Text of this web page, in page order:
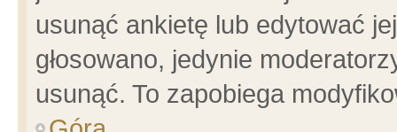
usunąć ankietę lub edytować
głosowano, jedynie
usunąć. To zapobiega